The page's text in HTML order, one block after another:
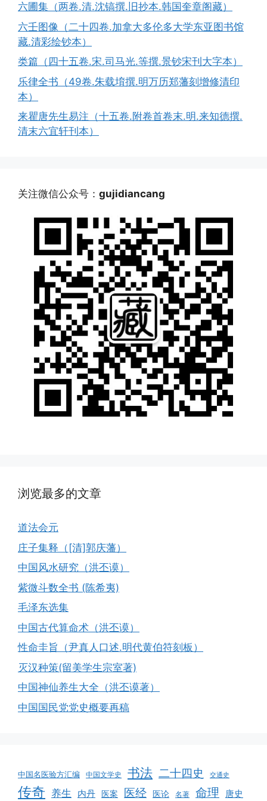
六圃集（两卷.清.沈镐撰.旧抄本.韩国奎章阁藏）
六壬图像（二十四卷.加拿大多伦多大学东亚图书馆
藏.清彩绘钞本）
类篇（四十五卷.宋.司马光.等撰.景钞宋刊大字本）
乐律全书（49卷.朱载堉撰.明万历郑藩刻增修清印
本）
来瞿唐先生易注（十五卷.附卷首卷末.明.来知德撰.
清末六宜轩刊本）
关注微信公众号： gujidiancang
浏览最多的文章
道法会元
庄子集释（[清]郭庆藩）
中国风水研究（洪丕谟）
紫微斗数全书 (陈希夷)
毛泽东选集
中国古代算命术（洪丕谟）
性命圭旨（尹真人口述.明代黄伯符刻板）
灭汉种策(留美学生宗室著)
中国神仙养生大全（洪丕谟著）
中国国民党党史概要再稿
中国名医验方汇编 中国文学史 书法 二十四史 交通史
传奇 养生 内丹 医案 医经 医论 名著 命理 唐史